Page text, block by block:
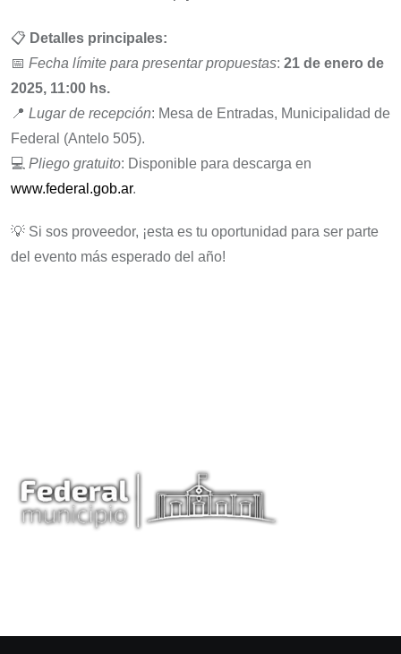
📋 Detalles principales:
📅 Fecha límite para presentar propuestas: 21 de enero de
2025, 11:00 hs.
📍 Lugar de recepción: Mesa de Entradas, Municipalidad de
Federal (Antelo 505).
💻 Pliego gratuito: Disponible para descarga en
www.federal.gob.ar.
💡 Si sos proveedor, ¡esta es tu oportunidad para ser parte
del evento más esperado del año!